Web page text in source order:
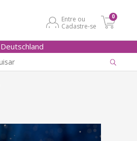
Entre ou
Cadastre-se
0
Deutschland